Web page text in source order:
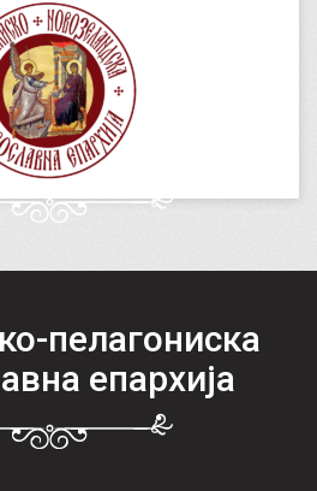
пелагониска
епархија